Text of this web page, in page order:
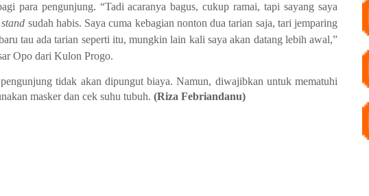
para pengunjung. “Tadi acaranya bagus, cukup ramai, tapi sayang saya
stand sudah habis. Saya cuma kebagian nonton dua tarian saja, tari jemparing
tau ada tarian seperti itu, mungkin lain kali saya akan datang lebih awal,”
Opo dari Kulon Progo.
tidak akan dipungut biaya. Namun, diwajibkan untuk mematuhi
masker dan cek suhu tubuh. (Riza Febriandanu)